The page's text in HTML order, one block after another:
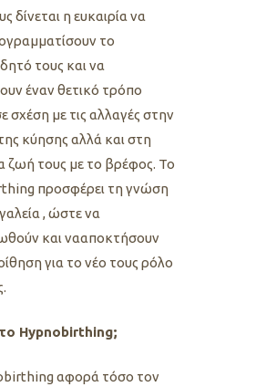
δίνεται η ευκαιρία να
το
τους και να
έναν θετικό τρόπο
σχέση με τις αλλαγές στην
κύησης αλλά και στη
ζωή τους με το βρέφος. Το
προσφέρει τη γνώση
, ώστε να
και νααποκτήσουν
για το νέο τους ρόλο
το Hypnobirthing;
αφορά τόσο τον